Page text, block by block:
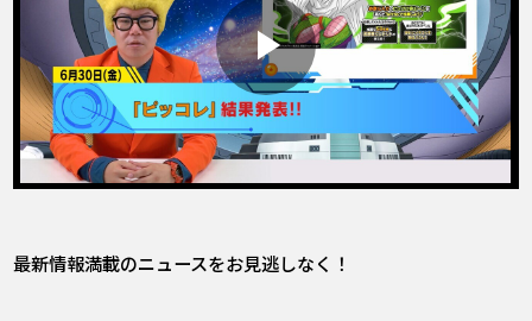
最新情報満載のニュースをお見逃しなく！